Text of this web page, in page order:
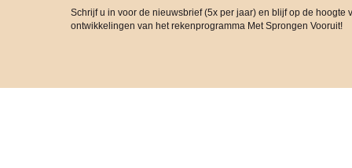
Schrijf u in voor de nieuwsbrief (5x per jaar) en blijf op de hoogte
ontwikkelingen van het rekenprogramma Met Sprongen Vooruit!